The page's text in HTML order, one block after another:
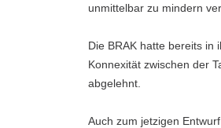
unmittelbar zu mindern
Die BRAK hatte bereits in
Konnexität zwischen der
abgelehnt.
Auch zum jetzigen